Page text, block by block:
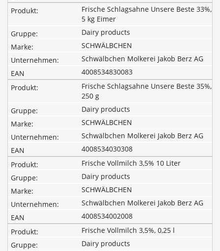
Frische Schlagsahne Unsere Beste 33%,
5 kg Eimer
Dairy products
SCHWÄLBCHEN
Schwälbchen Molkerei Jakob Berz AG
4008534830083
Frische Schlagsahne Unsere Beste 35%,
250 g
Dairy products
SCHWÄLBCHEN
Schwälbchen Molkerei Jakob Berz AG
4008534030308
Frische Vollmilch 3,5% 10 Liter
Dairy products
SCHWÄLBCHEN
Schwälbchen Molkerei Jakob Berz AG
4008534002008
Frische Vollmilch 3,5%, 0,25 l
Dairy products